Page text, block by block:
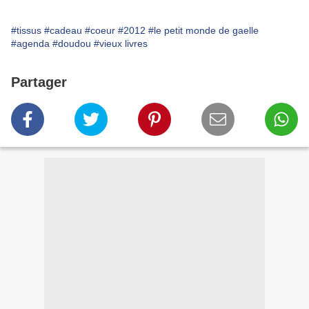
#tissus #cadeau #coeur #2012 #le petit monde de gaelle
#agenda #doudou #vieux livres
Partager